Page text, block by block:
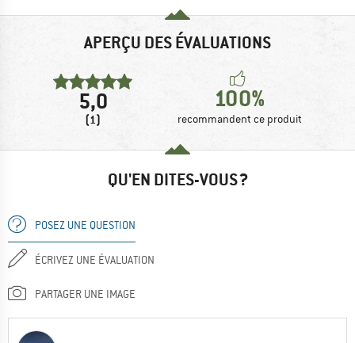
APERÇU DES ÉVALUATIONS
5,0
(1)
100%
recommandent ce produit
QU'EN DITES-VOUS ?
POSEZ UNE QUESTION
ÉCRIVEZ UNE ÉVALUATION
PARTAGER UNE IMAGE